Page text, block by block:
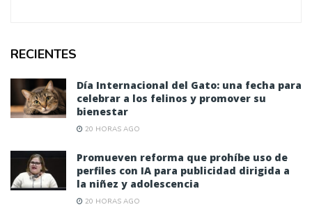
RECIENTES
Día Internacional del Gato: una fecha para
celebrar a los felinos y promover su
bienestar
20 HORAS AGO
Promueven reforma que prohíbe uso de
perfiles con IA para publicidad dirigida a
la niñez y adolescencia
20 HORAS AGO